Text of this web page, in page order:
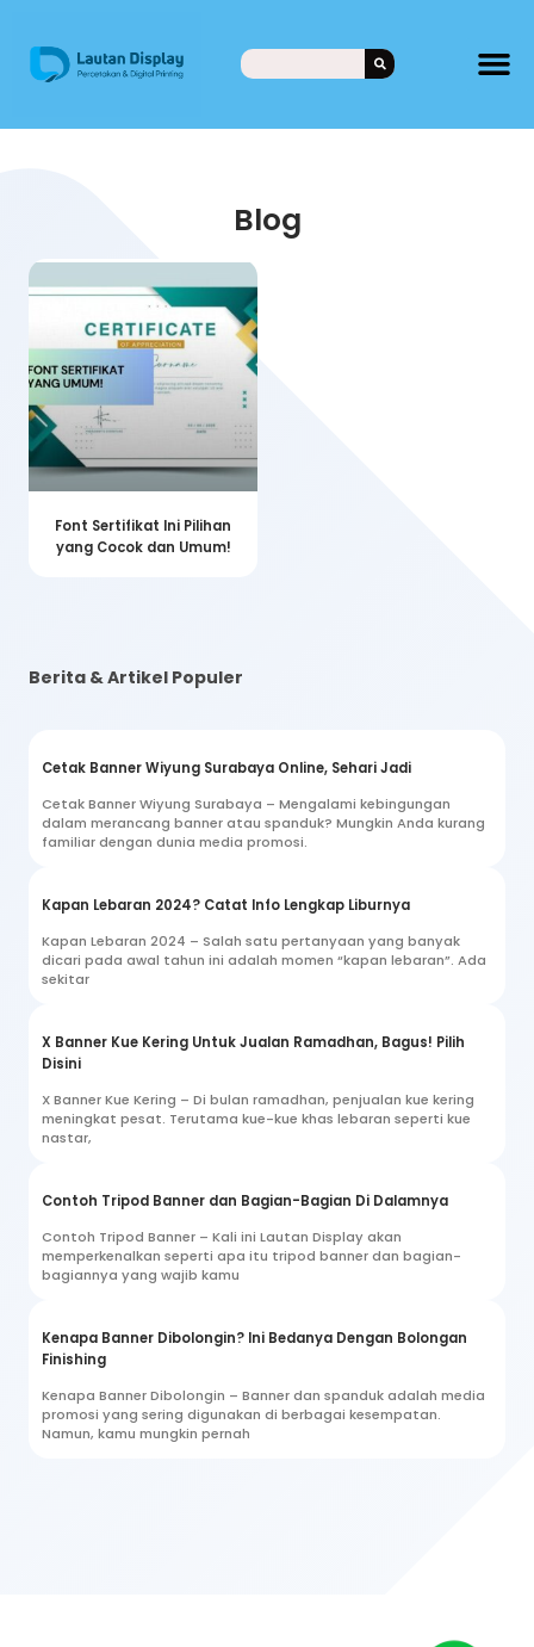
Blog
Font Sertifikat Ini Pilihan
yang Cocok dan Umum!
Berita & Artikel Populer
Cetak Banner Wiyung Surabaya Online, Sehari Jadi
Cetak Banner Wiyung Surabaya – Mengalami kebingungan
dalam merancang banner atau spanduk? Mungkin Anda kurang
familiar dengan dunia media promosi.
Kapan Lebaran 2024? Catat Info Lengkap Liburnya
Kapan Lebaran 2024 – Salah satu pertanyaan yang banyak
dicari pada awal tahun ini adalah momen “kapan lebaran”. Ada
sekitar
X Banner Kue Kering Untuk Jualan Ramadhan, Bagus! Pilih
Disini
X Banner Kue Kering – Di bulan ramadhan, penjualan kue kering
meningkat pesat. Terutama kue-kue khas lebaran seperti kue
nastar,
Contoh Tripod Banner dan Bagian-Bagian Di Dalamnya
Contoh Tripod Banner – Kali ini Lautan Display akan
memperkenalkan seperti apa itu tripod banner dan bagian-
bagiannya yang wajib kamu
Kenapa Banner Dibolongin? Ini Bedanya Dengan Bolongan
Finishing
Kenapa Banner Dibolongin – Banner dan spanduk adalah media
promosi yang sering digunakan di berbagai kesempatan.
Namun, kamu mungkin pernah